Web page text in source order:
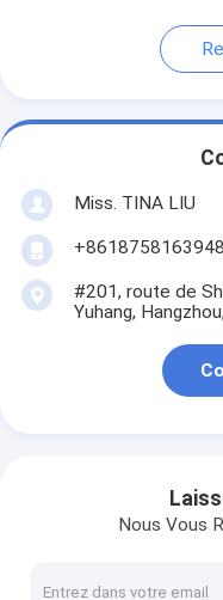
Miss. TINA LIU
+8618758163948
#201, route de
Yuhang,
Nous Vous